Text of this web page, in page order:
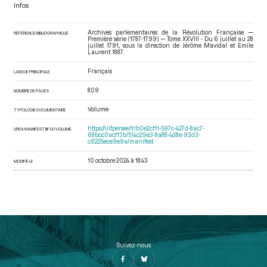
Infos
RÉFÉRENCE BIBLIOGRAPHIQUE
Archives parlementaires de la Révolution Française —
Première série (1787-1799) — Tome XXVIII - Du 6 juillet au 28
juillet 1791.
, sous la direction de Jérôme Mavidal et Emile
Laurent. 1887.
LANGUE PRINCIPALE Français
NOMBRE DE PAGES 809
TYPOLOGIE DOCUMENTAIRE Volume
URI DU MANIFEST IIIF DU VOLUME
https://iiif.persee.fr/b0e2cf11-597c-427d-8ac7-
68bcc0acf13b/514c29e3-8a88-4d8e-93d3-
c6225ece9e9a/manifest
MODIFIÉ LE 10 octobre 2024 à 18:43
Suivez-nous